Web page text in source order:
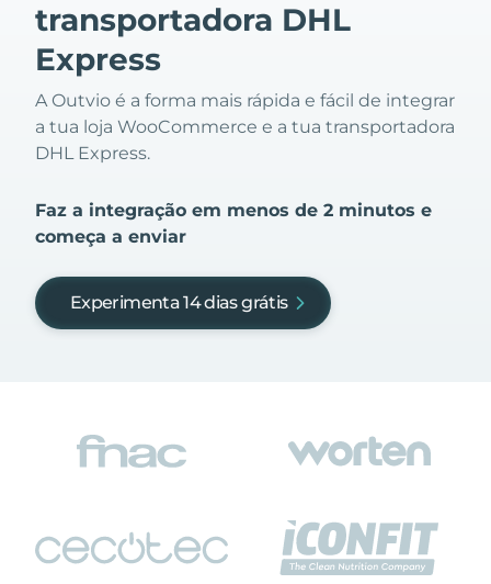
transportadora DHL
Express
A Outvio é a forma mais rápida e fácil de integrar
a tua loja WooCommerce e a tua transportadora
DHL Express.
Faz a integração em menos de 2 minutos e
começa a enviar
Experimenta 14 dias grátis